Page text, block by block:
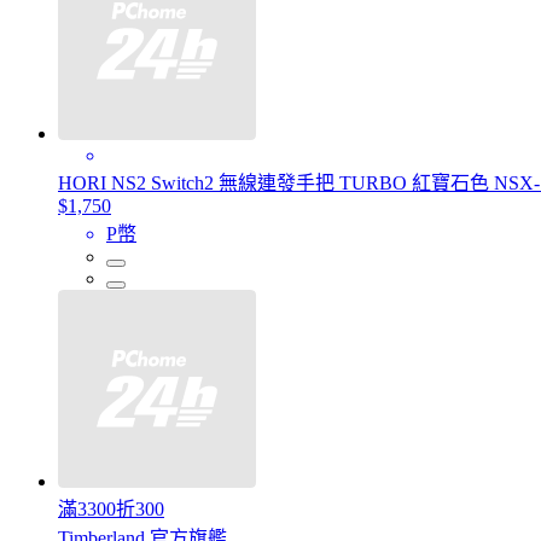
HORI NS2 Switch2 無線連發手把 TURBO 紅寶石色
$1,750
P幣
滿3300折300